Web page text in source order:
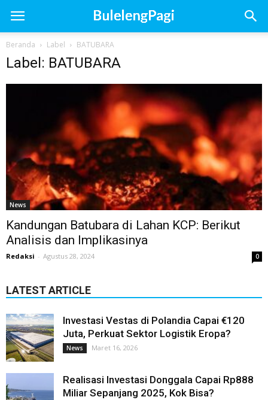
Beranda Label BATUBARA
Label: BATUBARA
News
Kandungan Batubara di Lahan KCP: Berikut
Analisis dan Implikasinya
Redaksi - Agustus 28, 2024 0
LATEST ARTICLE
Investasi Vestas di Polandia Capai €120
Juta, Perkuat Sektor Logistik Eropa?
News Maret 16, 2026
Realisasi Investasi Donggala Capai Rp888
Miliar Sepanjang 2025, Kok Bisa?